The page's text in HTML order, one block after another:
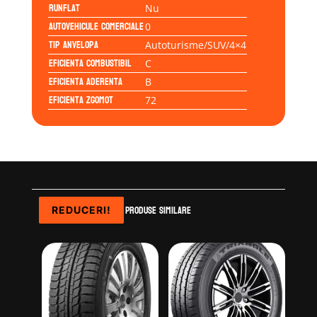
Runflat Nu
Autovehicule comerciale0
Tip anvelopa Autoturisme/SUV/4×4
Eficienta Combustibil C
Eficienta Aderenta B
Eficienta Zgomot 72
Produse similare
REDUCERI!
REDUCERI!
REDUCERI!
REDUCERI!